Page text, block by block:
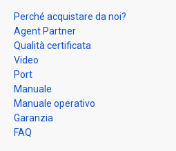
Perché acquistare da noi?
Agent Partner
Qualità certificata
Video
Port
Manuale
Manuale operativo
Garanzia
FAQ